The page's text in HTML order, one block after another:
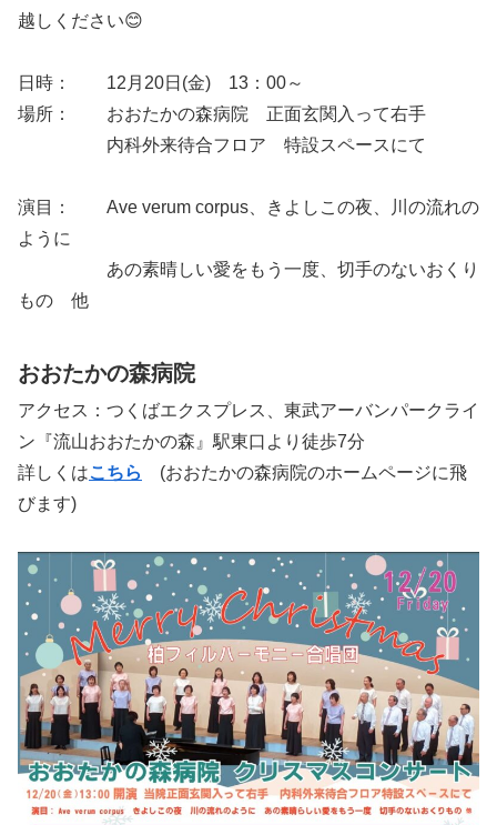
越しください😊
日時： 12月20日(金) 13：00～
場所： おおたかの森病院 正面玄関入って右手
内科外来待合フロア 特設スペースにて
演目： Ave verum corpus、きよしこの夜、川の流れの
ように
あの素晴しい愛をもう一度、切手のないおくり
もの 他
おおたかの森病院
アクセス：つくばエクスプレス、東武アーバンパークライ
ン『流山おおたかの森』駅東口より徒歩7分
詳しくはこちら
(おおたかの森病院のホームページに飛
びます)